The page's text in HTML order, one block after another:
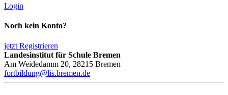
Login
Noch kein Konto?
jetzt Registrieren
Landesinstitut für Schule Bremen
Am Weidedamm 20, 28215 Bremen
fortbildung@lis.bremen.de